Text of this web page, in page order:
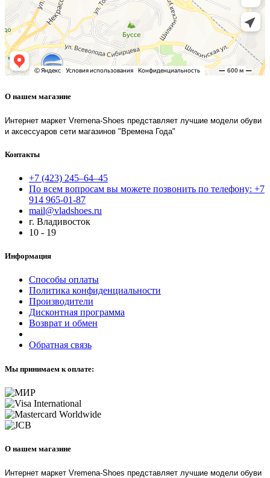
О нашем магазине
Интернет маркет Vremena-Shoes представляет лучшие модели обуви
и аксессуаров сети магазинов "Времена Года"
Контакты
+7 (423) 245–64–45
По всем вопросам вы можете позвонить по телефону: +7
914 965-01-87
mail@vladshoes.ru
г. Владивосток
10 - 19
Информация
Способы оплаты
Политика конфиденциальности
Производители
Дисконтная программа
Возврат и обмен
Обратная связь
Мы принимаем к оплате:
О нашем магазине
Интернет маркет Vremena-Shoes представляет лучшие модели обуви